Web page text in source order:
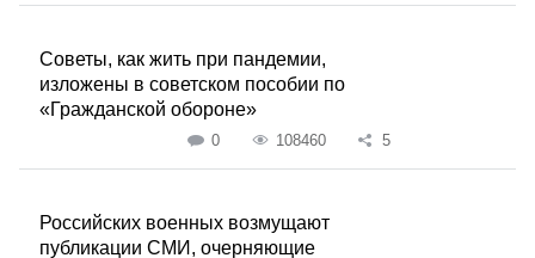
Советы, как жить при пандемии,
изложены в советском пособии по
«Гражданской обороне»
0 108460 5
Российских военных возмущают
публикации СМИ, очерняющие